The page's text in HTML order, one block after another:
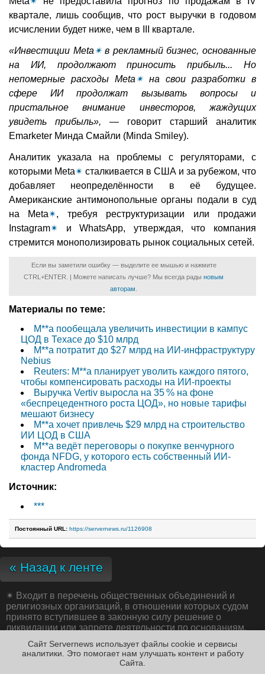
квартале, лишь сообщив, что рост выручки в годовом
исчислении будет ниже, чем в III квартале.
«Инвестиции Meta✴в рекламный бизнес, основанные
на ИИ, продолжают приносить прибыль... Но
непомерные расходы Meta✴на свои разработки в
сфере ИИ продолжат вызывать вопросы и
пристальное внимание инвесторов, жаждущих
увидеть прибыль», — говорит старший аналитик
Emarketer Минда Смайли (Minda Smiley).
Аналитик указала на проблемы с регуляторами, с
которыми Meta✴ сталкивается в США и за рубежом, что
добавляет неопределённости в её будущее.
Американские антимонопольные органы подали в суд
на Meta✴, требуя реструктуризации или продажи
Instagram✴ и WhatsApp, утверждая, что компания
стремится монополизировать рынок социальных сетей.
Если вы заметили ошибку — выделите ее мышью и нажмите
CTRL+ENTER. | Можете написать лучше? Мы всегда рады новым
авторам
Материалы по теме:
M**a пообещала увеличить инвестиции в кампус
ЦОД в Техасе до $10 млрд
M**a потратит до $27 млрд на ИИ-инфраструктуру
Nebius
Reuters: M**a планирует уволить каждого пятого,
чтобы компенсировать расходы на ИИ-проекты
Выручка Vertiv выросла на 35 % на фоне
«беспрецедентного роста ЦОД», но новые тарифы
мешают бизнесу
M**a хочет привлечь $29 млрд на строительство
ИИ ЦОД в США
M**a ведёт переговоры о покупке венчурного
фонда NFDG, у которого есть собственный ИИ-
кластер Andromeda
Источник:
***
Постоянный URL: https://servernews.ru/1126908
« Назад к ленте
✴ Входит в перечень общественных объединений и
религиозных организаций, в отношении которых судом
принято вступившее в законную силу решение о
ликвидации или запрете деятельности по основаниям,
№ 114-ФЗ «О противодействии экстремистской
деятельности»;
Сайт Servernews использует файлы cookie и сервисы
аналитики. Это помогает нам улучшать контент и работу
Cайта.